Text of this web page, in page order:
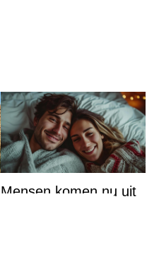
Mensen komen nu uit